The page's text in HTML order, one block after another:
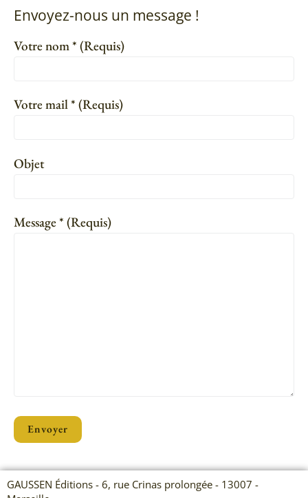
Envoyez-nous un message !
Votre nom * (Requis)
Votre mail * (Requis)
Objet
Message * (Requis)
GAUSSEN Éditions - 6, rue Crinas prolongée - 13007 -